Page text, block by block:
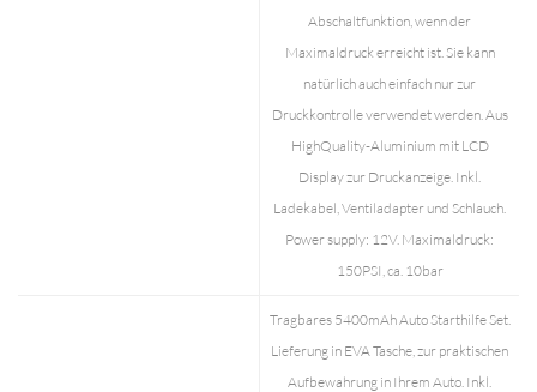
Abschaltfunktion, wenn der
Maximaldruck erreicht ist. Sie kann
natürlich auch einfach nur zur
Druckkontrolle verwendet werden. Aus
HighQuality-Aluminium mit LCD
Display zur Druckanzeige. Inkl.
Ladekabel, Ventiladapter und Schlauch.
Power supply: 12V. Maximaldruck:
150PSI, ca. 10bar
Tragbares 5400mAh Auto Starthilfe Set.
Lieferung in EVA Tasche, zur praktischen
Aufbewahrung in Ihrem Auto. Inkl.